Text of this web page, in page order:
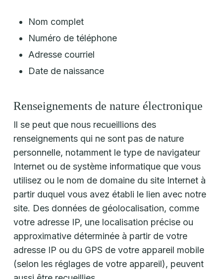
Nom complet
Numéro de téléphone
Adresse courriel
Date de naissance
Renseignements de nature électronique
Il se peut que nous recueillions des
renseignements qui ne sont pas de nature
personnelle, notamment le type de navigateur
Internet ou de système informatique que vous
utilisez ou le nom de domaine du site Internet à
partir duquel vous avez établi le lien avec notre
site. Des données de géolocalisation, comme
votre adresse IP, une localisation précise ou
approximative déterminée à partir de votre
adresse IP ou du GPS de votre appareil mobile
(selon les réglages de votre appareil), peuvent